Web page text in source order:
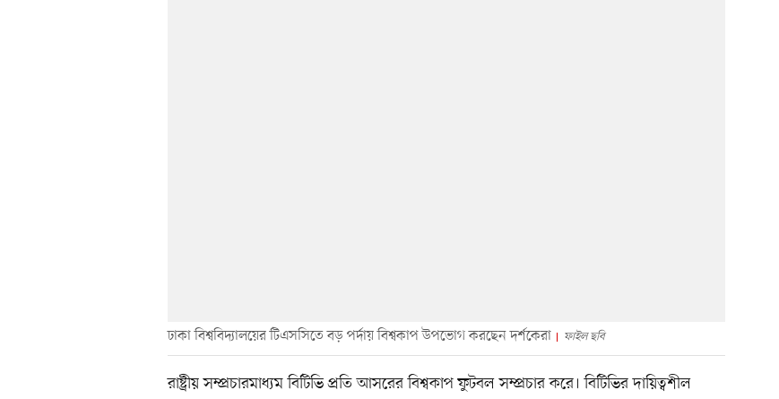
ঢাকা বিশ্ববিদ্যালয়ের টিএসসিতে বড় পর্দায় বিশ্বকাপ উপভোগ করছেন দর্শকেরা ফাইল ছবি
রাষ্ট্রীয় সম্প্রচারমাধ্যম বিটিভি প্রতি আসরের বিশ্বকাপ ফুটবল সম্প্রচার করে। বিটিভির দায়িত্বশীল